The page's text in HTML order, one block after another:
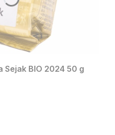
BIO 2024 50 g